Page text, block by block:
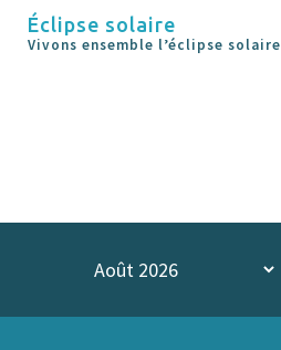
Éclipse solaire
Vivons ensemble l’éclipse solaire